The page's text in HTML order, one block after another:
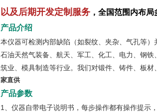
以及后期开发定制服务 ，全国范围内布
产品介绍
本仪器可检测内部缺陷（如裂纹、夹杂、气孔等
石油天然气装备、航天、军工、化工、电力、钢
筑业、模具制造等行业。我们对锻件、铸件、板
家直供
产品参数
1、仪器自带电子说明书，每步操作都有操作提示